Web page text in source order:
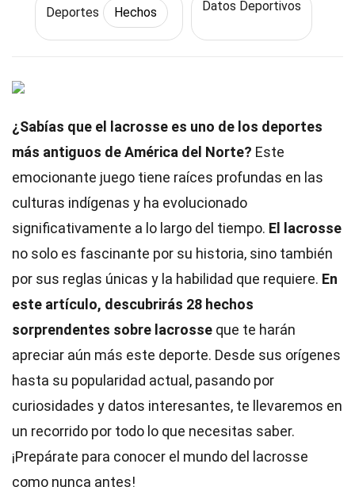
Deportes Hechos Datos Deportivos
¿Sabías que el lacrosse es uno de los deportes
más antiguos de América del Norte? Este
emocionante juego tiene raíces profundas en las
culturas indígenas y ha evolucionado
significativamente a lo largo del tiempo. El lacrosse
no solo es fascinante por su historia, sino también
por sus reglas únicas y la habilidad que requiere. En
este artículo, descubrirás 28 hechos
sorprendentes sobre lacrosse que te harán
apreciar aún más este deporte. Desde sus orígenes
hasta su popularidad actual, pasando por
curiosidades y datos interesantes, te llevaremos en
un recorrido por todo lo que necesitas saber.
¡Prepárate para conocer el mundo del lacrosse
como nunca antes!